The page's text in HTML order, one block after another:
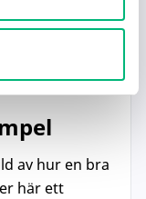
för att
av hur en bra
här ett